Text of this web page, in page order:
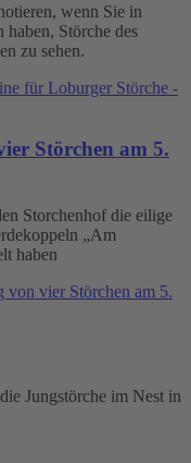
wenn Sie in
Störche des
zu sehen.
für Loburger Störche -
Störchen am 5.
Storchenhof die eilige
„Am
haben
vier Störchen am 5.
Jungstörche im Nest in